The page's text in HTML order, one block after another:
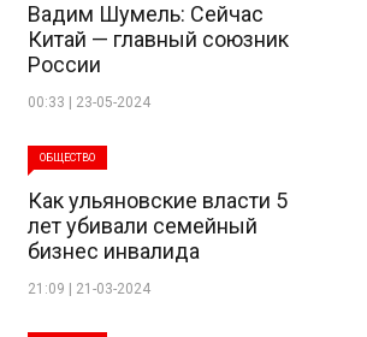
Вадим Шумель: Сейчас
Китай — главный союзник
России
00:33 | 23-05-2024
ОБЩЕСТВО
Как ульяновские власти 5
лет убивали семейный
бизнес инвалида
21:09 | 21-03-2024